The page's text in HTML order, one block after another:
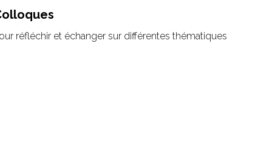
réfléchir et échanger sur différentes thématiques